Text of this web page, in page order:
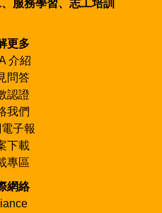
服務學習、志工培訓
更多
介紹
問答
認證
我們
子報
下載
專區
網絡